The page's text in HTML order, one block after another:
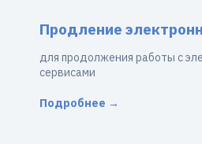
Продление
для продолжения работы с
сервисами
Подробнее →